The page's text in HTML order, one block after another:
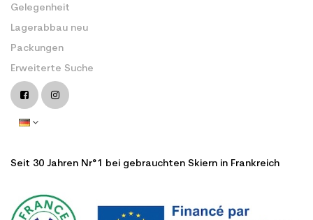
Gelegenheit
Lagerabbau neu
Packungen
Erweiterte Suche
Seit 30 Jahren Nr°1 bei gebrauchten Skiern in Frankreich